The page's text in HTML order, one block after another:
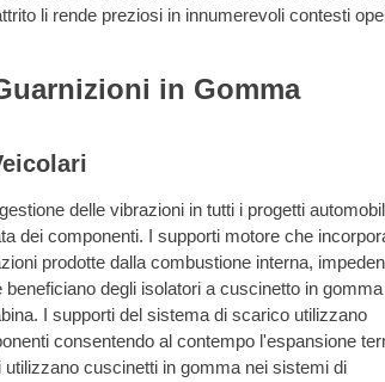
li rende preziosi in innumerevoli contesti
in Gomma
delle vibrazioni in tutti i progetti
dei componenti. I supporti motore che
prodotte dalla combustione interna,
degli isolatori a cuscinetto in
I supporti del sistema di scarico utilizzano
consentendo al contempo l'espansione
cuscinetti in gomma nei sistemi di